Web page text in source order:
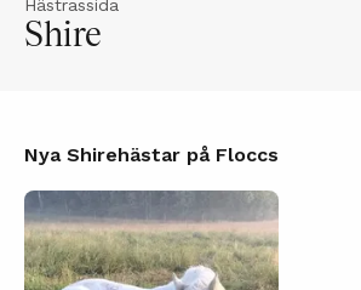
Hästrassida
Shire
Nya Shirehästar på Floccs